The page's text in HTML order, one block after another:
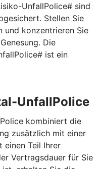
UnfallPolice# sind
Stellen Sie
und konzentrieren Sie
Die
ist ein
UnfallPolice
kombiniert die
zusätzlich mit einer
einen Teil Ihrer
Vertragsdauer für Sie